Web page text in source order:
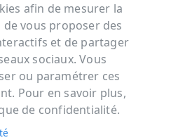
afin de mesurer la
vous proposer des
et de partager
sociaux. Vous
ou paramétrer ces
Pour en savoir plus,
de confidentialité.